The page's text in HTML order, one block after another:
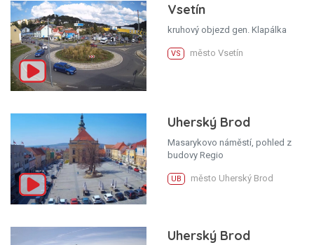
Vsetín
kruhový objezd gen. Klapálka
VS město Vsetín
Uherský Brod
Masarykovo náměstí, pohled z
budovy Regio
UB město Uherský Brod
Uherský Brod